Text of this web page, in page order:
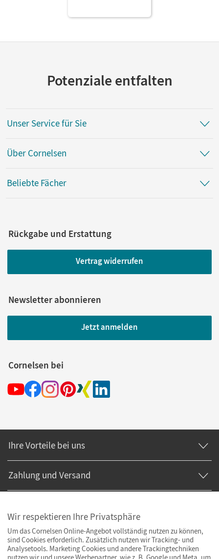
Potenziale entfalten
Unser Service für Sie
Über Cornelsen
Beliebte Fächer
Rückgabe und Erstattung
Vertrag widerrufen
Newsletter abonnieren
Jetzt anmelden
Cornelsen bei
Ihre Vorteile bei uns
Zahlung und Versand
Wir respektieren Ihre Privatsphäre
Um das Cornelsen Online-Angebot vollständig nutzen zu können,
sind Cookies erforderlich. Zusätzlich nutzen wir Tracking- und
Analysetools. Marketing Cookies und andere Trackingtechniken